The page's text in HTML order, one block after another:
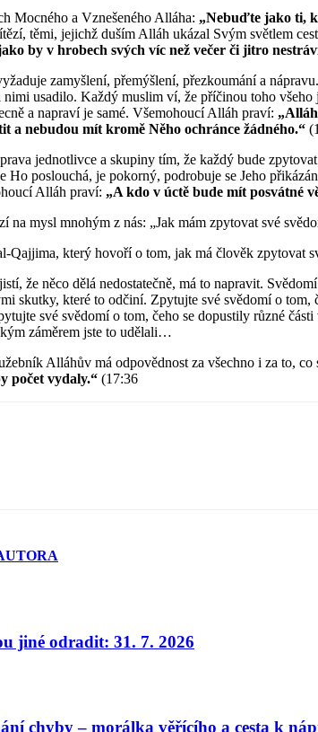
Mocného a Vznešeného Alláha: „Nebuďte jako ti,
těmi, jejichž duším Alláh ukázal Svým světlem
by v hrobech svých víc než večer či jitro
zamyšlení, přemýšlení, přezkoumání a
usadilo. Každý muslim ví, že příčinou toho
a napraví je samé. Všemohoucí Alláh praví:
a nebudou mít kromě Něho ochránce žádného.“
jednotlivce a skupiny tím, že každý bude
poslouchá, je pokorný, podrobuje se Jeho
Alláh praví: „A kdo v úctě bude mít posvátné
na mysl mnohým z nás: „Jak mám zpytovat své
Qajjima, který hovoří o tom, jak má člověk zpytovat
že něco dělá nedostatečně, má to napravit.
skutky, které to odčiní. Zpytujte své svědomí o
své svědomí o tom, čeho se dopustily různé
záměrem jste to udělali…
Alláhův má odpovědnost za všechno i za to,
počet vydaly.“ (17:36
jiné odradit: 31. 7. 2026
chyby – morálka věřícího a cesta k